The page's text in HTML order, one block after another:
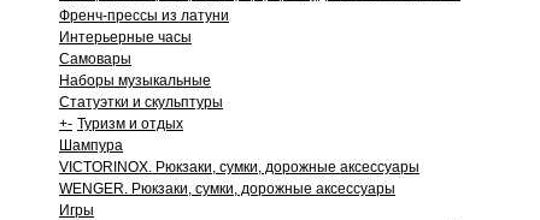
Френч-прессы из латуни
Интерьерные часы
Самовары
Наборы музыкальные
Статуэтки и скульптуры
+- Туризм и отдых
Шампура
VICTORINOX. Рюкзаки, сумки, дорожные аксессуары
WENGER. Рюкзаки, сумки, дорожные аксессуары
Игры